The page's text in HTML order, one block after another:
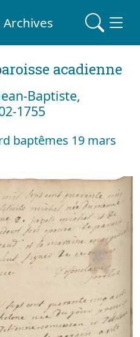
Archives
acadienne
Baptiste,
1755
baptêmes 19 mars